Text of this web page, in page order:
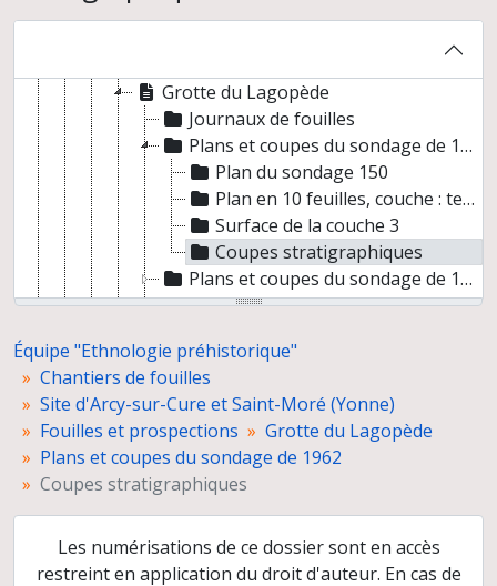
Grotte du Lagopède
Journaux de fouilles
Plans et coupes du sondage de 1962
Plan du sondage 150
Plan en 10 feuilles, couche : terre végétale
Surface de la couche 3
Coupes stratigraphiques
Plans et coupes du sondage de 1963
Fiches US du sondage de 1963
Grotte du Loup
Grotte du Renne
Grotte du Renne, Galerie Schoepflin (R.G.S.)
Grotte du Trilobite
Rapports de fouilles
Etudes
Préparation de publications
Exposition pour les visiteurs du site
Coupures de presse
Équipe "Ethnologie préhistorique"
Chantiers de fouilles
Site d'Arcy-sur-Cure et Saint-Moré (Yonne)
Fouilles et prospections
Grotte du Lagopède
Plans et coupes du sondage de 1962
Coupes stratigraphiques
Les numérisations de ce dossier sont en accès
restreint en application du droit d'auteur. En cas de